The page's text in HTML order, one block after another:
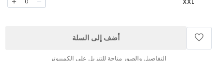
أضف إلى السلة
التفاصيل والصور متاحة للتنزيل على الكمبيوتر